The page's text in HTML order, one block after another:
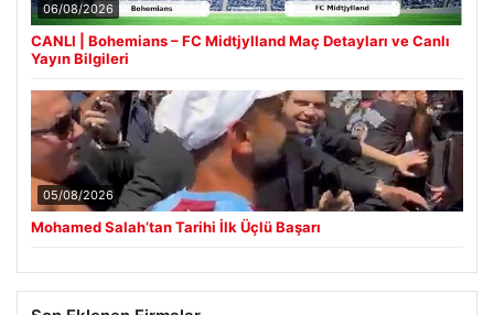
06/08/2026
CANLI | Bohemians – FC Midtjylland Maç Detayları ve Canlı
Yayın Bilgileri
05/08/2026
Mohamed Salah’tan Tarihi İlk Üçlü Başarı